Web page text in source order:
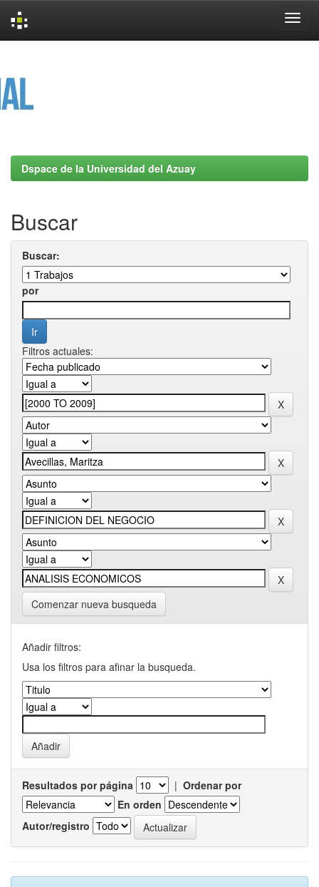
Dspace de la Universidad del Azuay
Buscar
Buscar:
por
Filtros actuales:
Comenzar nueva busqueda
Añadir filtros:
Usa los filtros para afinar la busqueda.
Resultados por página | Ordenar por
En orden
Autor/registro